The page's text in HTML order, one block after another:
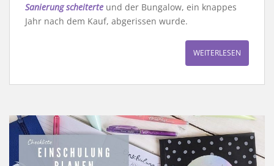
Sanierung scheiterte und der Bungalow, ein knappes
Jahr nach dem Kauf, abgerissen wurde.
WEITERLESEN